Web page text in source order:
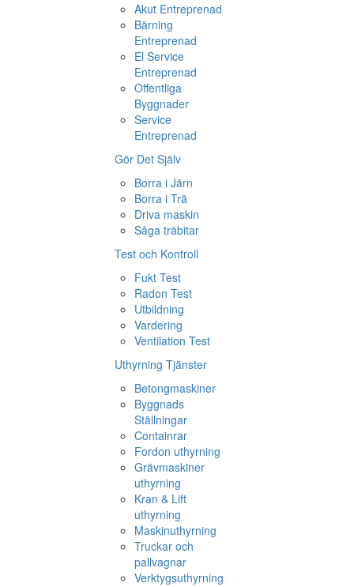
Akut Entreprenad
Bärning
Entreprenad
El Service
Entreprenad
Offentliga
Byggnader
Service
Entreprenad
Gör Det Själv
Borra i Järn
Borra i Trä
Driva maskin
Såga träbitar
Test och Kontroll
Fukt Test
Radon Test
Utbildning
Vardering
Ventilation Test
Uthyrning Tjänster
Betongmaskiner
Byggnads
Ställningar
Containrar
Fordon uthyrning
Grävmaskiner
uthyrning
Kran & Lift
uthyrning
Maskinuthyrning
Truckar och
pallvagnar
Verktygsuthyrning